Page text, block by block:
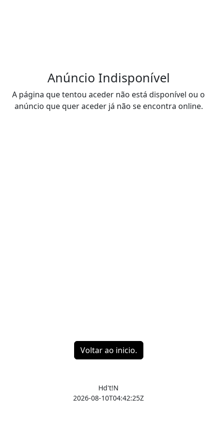
Anúncio Indisponível
A página que tentou aceder não está disponível ou o
anúncio que quer aceder já não se encontra online.
Voltar ao inicio.
Hd't!N
2026-08-10T04:42:25Z